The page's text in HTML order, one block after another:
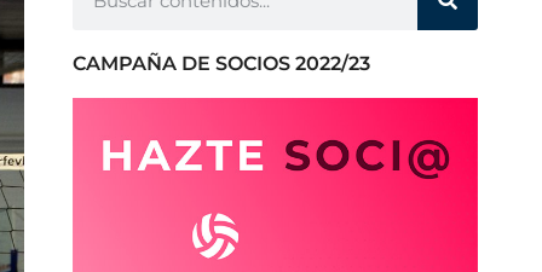
CAMPAÑA DE SOCIOS 2022/23